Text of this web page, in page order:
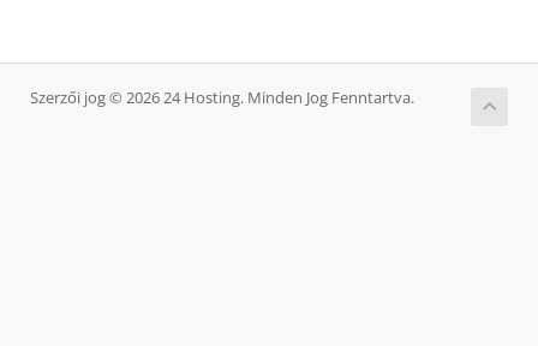
Szerzői jog © 2026 24 Hosting. Minden Jog Fenntartva.